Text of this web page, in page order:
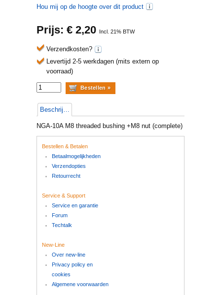
Hou mij op de hoogte over dit product
Prijs: € 2,20 Incl. 21% BTW
Verzendkosten?
Levertijd 2-5 werkdagen (mits extern op
voorraad)
Beschrijving
NGA-10A M8 threaded bushing +M8 nut (complete)
Bestellen & Betalen
Betaalmogelijkheden
Verzendopties
Retourrecht
Service & Support
Service en garantie
Forum
Techtalk
New-Line
Over new-line
Privacy policy en
cookies
Algemene voorwaarden